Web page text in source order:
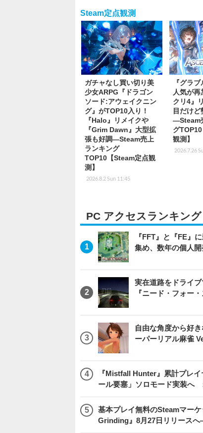
Steam定点観測
ガチャなし買い切り美
少女ARPG『ドラゴン
ソード:アウェイクニン
グ』がTOP10入り！
『Halo』リメイクや
『Grim Dawn』大型拡
張も好調―Steam売上
ランキング
TOP10【Steam定点観
測】
2026.8.2 Sun 11:45
『グラ
人気が
クリ4』
目だけど
―Steam
グ
観測】
2026.7.26
PC アクセスランキング
『FFT』と『FE』
集め、数年の個人
実在道路をドライ
『ニード・フォー
自由な角度から好
ーパーリアル麻雀
『Mistfall Hunter』累計プレ
ール要塞」ソロモード実装へ
基本プレイ無料のSteamマー
Grinding』8月27日リリース